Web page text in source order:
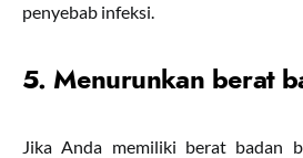
penyebab infeksi.
5. Menurunkan berat
Jika Anda memiliki berat badan